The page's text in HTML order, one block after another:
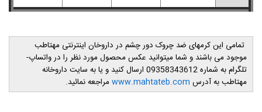
تمامی این کرمهای ضد چروک دور چشم در داروخان اینترنتی مهتاطب
موجود می باشند و شما میتوانید عکس محصول مورد نظر را در واتساپ-
تلگرام به شماره 09358343612 ارسال کنید و یا به سایت داروخانه
مهتاطب به آدرس www.mahtateb.comمراجعه نمائید.